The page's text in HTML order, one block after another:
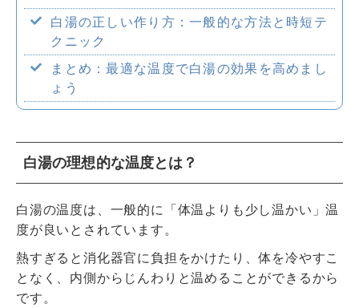
白湯の正しい作り方：一般的な方法と時短テ
クニック
まとめ：最適な温度で白湯の効果を高めまし
ょう
白湯の理想的な温度とは？
白湯の温度は、一般的に「体温よりも少し温かい」温
度が良いとされています。
熱すぎると消化器官に負担をかけたり、体を冷やすこ
となく、内側からじんわりと温めることができるから
です。